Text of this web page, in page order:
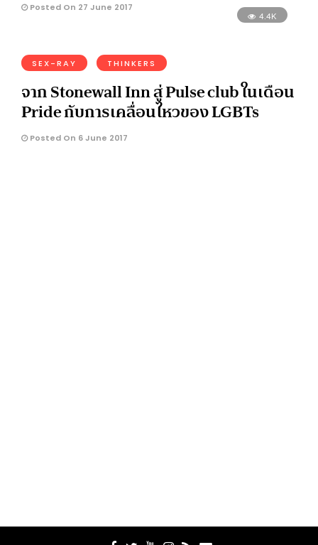
Posted On 27 June 2017
4.4K
SEX-RAY THINKERS
จาก Stonewall Inn สู่ Pulse club ในเดือน
Pride กับการเคลื่อนไหวของ LGBTs
Posted On 6 June 2017